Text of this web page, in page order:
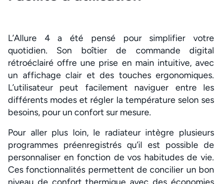
L’Allure 4 a été pensé pour simplifier votre
quotidien. Son boîtier de commande digital
rétroéclairé offre une prise en main intuitive, avec
un affichage clair et des touches ergonomiques.
L’utilisateur peut facilement naviguer entre les
différents modes et régler la température selon ses
besoins, pour un confort sur mesure.
Pour aller plus loin, le radiateur intègre plusieurs
programmes préenregistrés qu’il est possible de
personnaliser en fonction de vos habitudes de vie.
Ces fonctionnalités permettent de concilier un bon